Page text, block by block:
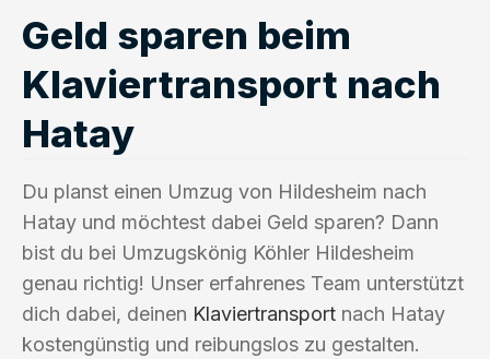
Geld sparen beim
Klaviertransport nach
Hatay
Du planst einen Umzug von Hildesheim nach
Hatay und möchtest dabei Geld sparen? Dann
bist du bei Umzugskönig Köhler Hildesheim
genau richtig! Unser erfahrenes Team unterstützt
dich dabei, deinen Klaviertransport nach Hatay
kostengünstig und reibungslos zu gestalten.